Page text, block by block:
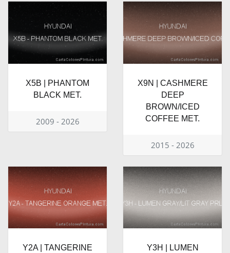
X5B | PHANTOM
BLACK MET.
2009 - 2026
X9N | CASHMERE
DEEP
BROWN/ICED
COFFEE MET.
2015 - 2026
Y2A | TANGERINE
Y3H | LUMEN